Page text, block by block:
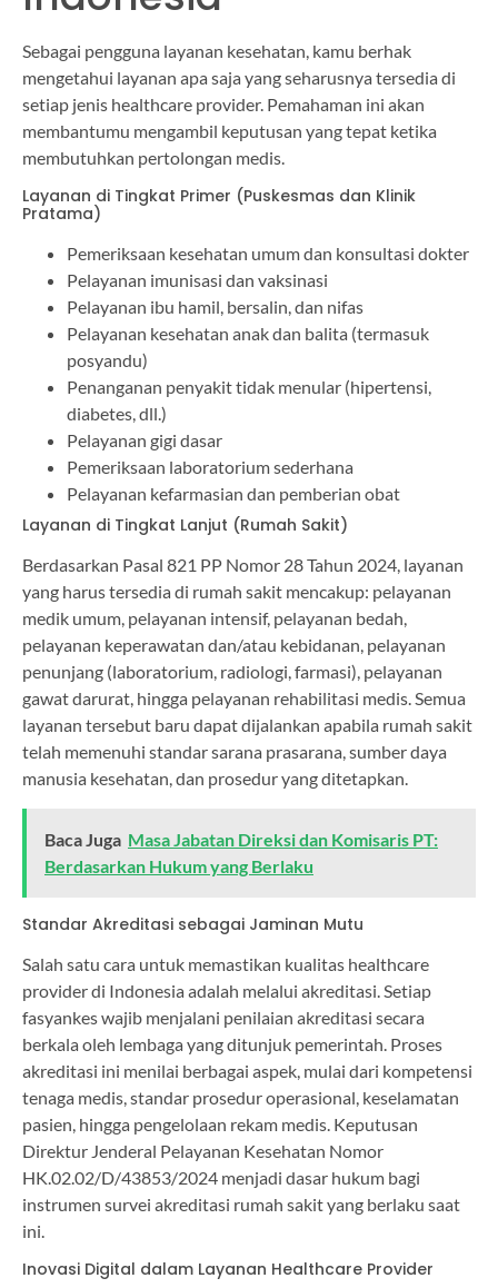
Sebagai pengguna layanan kesehatan, kamu berhak
mengetahui layanan apa saja yang seharusnya tersedia di
setiap jenis healthcare provider. Pemahaman ini akan
membantumu mengambil keputusan yang tepat ketika
membutuhkan pertolongan medis.
Layanan di Tingkat Primer (Puskesmas dan Klinik
Pratama)
Pemeriksaan kesehatan umum dan konsultasi dokter
Pelayanan imunisasi dan vaksinasi
Pelayanan ibu hamil, bersalin, dan nifas
Pelayanan kesehatan anak dan balita (termasuk
posyandu)
Penanganan penyakit tidak menular (hipertensi,
diabetes, dll.)
Pelayanan gigi dasar
Pemeriksaan laboratorium sederhana
Pelayanan kefarmasian dan pemberian obat
Layanan di Tingkat Lanjut (Rumah Sakit)
Berdasarkan Pasal 821 PP Nomor 28 Tahun 2024, layanan
yang harus tersedia di rumah sakit mencakup: pelayanan
medik umum, pelayanan intensif, pelayanan bedah,
pelayanan keperawatan dan/atau kebidanan, pelayanan
penunjang (laboratorium, radiologi, farmasi), pelayanan
gawat darurat, hingga pelayanan rehabilitasi medis. Semua
layanan tersebut baru dapat dijalankan apabila rumah sakit
telah memenuhi standar sarana prasarana, sumber daya
manusia kesehatan, dan prosedur yang ditetapkan.
Baca Juga Masa Jabatan Direksi dan Komisaris PT:
Berdasarkan Hukum yang Berlaku
Standar Akreditasi sebagai Jaminan Mutu
Salah satu cara untuk memastikan kualitas healthcare
provider di Indonesia adalah melalui akreditasi. Setiap
fasyankes wajib menjalani penilaian akreditasi secara
berkala oleh lembaga yang ditunjuk pemerintah. Proses
akreditasi ini menilai berbagai aspek, mulai dari kompetensi
tenaga medis, standar prosedur operasional, keselamatan
pasien, hingga pengelolaan rekam medis. Keputusan
Direktur Jenderal Pelayanan Kesehatan Nomor
HK.02.02/D/43853/2024 menjadi dasar hukum bagi
instrumen survei akreditasi rumah sakit yang berlaku saat
ini.
Inovasi Digital dalam Layanan Healthcare Provider